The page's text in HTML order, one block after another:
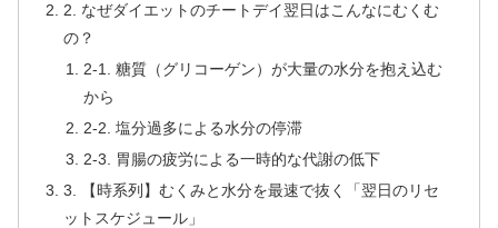
2. なぜダイエットのチートデイ翌日はこんなにむくむ
の？
2-1. 糖質（グリコーゲン）が大量の水分を抱え込む
から
2-2. 塩分過多による水分の停滞
2-3. 胃腸の疲労による一時的な代謝の低下
3. 【時系列】むくみと水分を最速で抜く「翌日のリセ
ットスケジュール」